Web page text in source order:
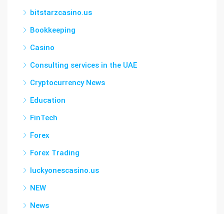
bitstarzcasino.us
Bookkeeping
Casino
Consulting services in the UAE
Cryptocurrency News
Education
FinTech
Forex
Forex Trading
luckyonescasino.us
NEW
News